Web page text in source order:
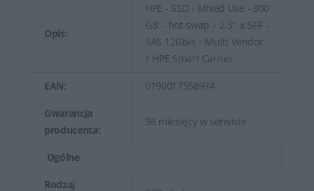
środowiskach serwerowych.
Dyski serwerowe HPE są często zoptymalizowane pod
kątem kompatybilności i współpracy z serwerami oraz
urządzeniami firmy HPE, co zapewnia optymalne
Dyski serwerowe HPE (Hewlett Packard Enterprise) to
dyski twarde lub pamięci masowe przeznaczone do
Opis:
HPE - SSD - Mixed Use - 800
GB - hot-swap - 2,5" x SFF -
SAS 12Gb/s - Multi Vendor -
z HPE Smart Carrier
EAN: 0190017558974
Gwarancja
producenta:
36 miesięcy w serwisie
Ogólne
Rodzaj